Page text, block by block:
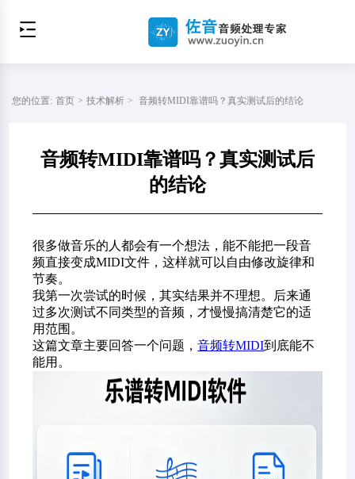
您的位置: 首页 > 技术解析 > 音频转MIDI靠谱吗？真实测试后的结论
音频转MIDI靠谱吗？真实测试后
的结论
很多做音乐的人都会有一个想法，能不能把一段音
频直接变成MIDI文件，这样就可以自由修改旋律和
节奏。
我第一次尝试的时候，其实结果并不理想。后来通
过多次测试不同类型的音频，才慢慢搞清楚它的适
用范围。
这篇文章主要回答一个问题，音频转MIDI到底能不
能用。